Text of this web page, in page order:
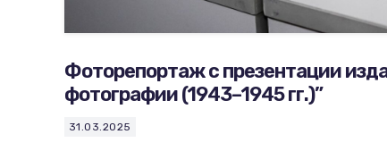
Фоторепортаж с презентации
фотографии (1943–1945 гг.)”
31.03.2025